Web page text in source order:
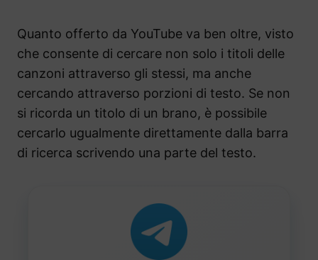
Quanto offerto da YouTube va ben oltre, visto
che consente di cercare non solo i titoli delle
canzoni attraverso gli stessi, ma anche
cercando attraverso porzioni di testo. Se non
si ricorda un titolo di un brano, è possibile
cercarlo ugualmente direttamente dalla barra
di ricerca scrivendo una parte del testo.